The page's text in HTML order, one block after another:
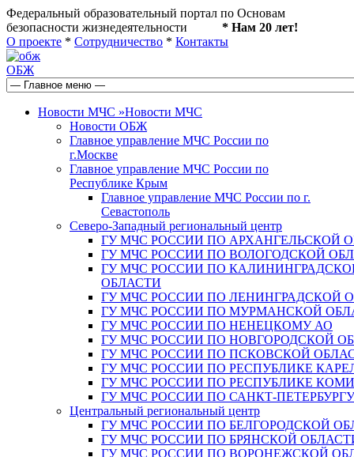
Федеральный образовательный портал по Основам
безопасности жизнедеятельности * Нам 20 лет!
О проекте * Сотрудничество * Контакты
ОБЖ
Новости МЧС »Новости МЧС
Новости ОБЖ
Главное управление МЧС России по
г.Москве
Главное управление МЧС России по
Республике Крым
Главное управление МЧС России по г.
Севастополь
Северо-Западный региональный центр
ГУ МЧС РОССИИ ПО АРХАНГЕЛЬСКОЙ
ГУ МЧС РОССИИ ПО ВОЛОГОДСКОЙ
ГУ МЧС РОССИИ ПО
ОБЛАСТИ
ГУ МЧС РОССИИ ПО ЛЕНИНГРАДСКОЙ
ГУ МЧС РОССИИ ПО МУРМАНСКОЙ
ГУ МЧС РОССИИ ПО НЕНЕЦКОМУ АО
ГУ МЧС РОССИИ ПО НОВГОРОДСКОЙ
ГУ МЧС РОССИИ ПО ПСКОВСКОЙ
ГУ МЧС РОССИИ ПО РЕСПУБЛИКЕ
ГУ МЧС РОССИИ ПО РЕСПУБЛИКЕ КОМИ
ГУ МЧС РОССИИ ПО САНКТ-ПЕТЕРБУРГУ
Центральный региональный центр
ГУ МЧС РОССИИ ПО БЕЛГОРОДСКОЙ
ГУ МЧС РОССИИ ПО БРЯНСКОЙ
ГУ МЧС РОССИИ ПО ВОРОНЕЖСКОЙ